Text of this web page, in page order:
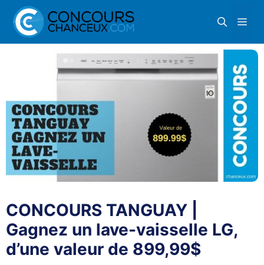
Aller
contenu
CONCOURS TANGUAY |
Gagnez un lave-vaisselle LG,
d’une valeur de 899,99$